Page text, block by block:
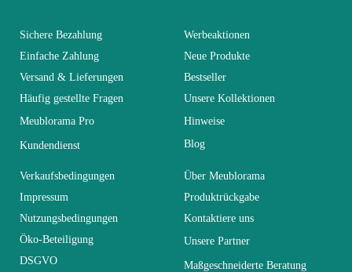
Alter Erwachsener
Kollektion FLY
Farben Schwarz
Lieferzeiten (Anz.
Tage)
21
Abmessungen L320xH180xP40
You Must Login To Review
Sichere Bezahlung
Einfache Zahlung
Versand & Lieferungen
Häufig gestellte Fragen
Meublorama Pro
Kundendienst
Werbeaktionen
Neue Produkte
Bestseller
Unsere Kollektionen
Hinweise
Blog
Verkaufsbedingungen
Impressum
Nutzungsbedingungen
Öko-Beteiligung
DSGVO
Über Meublorama
Produktrückgabe
Kontaktiere uns
Unsere Partner
Maßgeschneiderte Beratung